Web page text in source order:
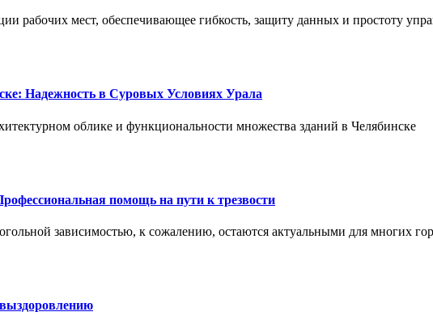
рабочих мест, обеспечивающее гибкость, защиту данных и простоту
Надежность в Суровых Условиях Урала
облике и функциональности множества зданий в Челябинске
помощь на пути к трезвости
зависимостью, к сожалению, остаются актуальными для многих